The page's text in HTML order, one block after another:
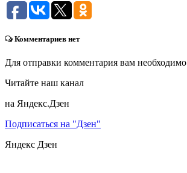
Комментариев нет
Для отправки комментария вам необходимо
Читайте наш канал
на Яндекс.Дзен
Подписаться на "Дзен"
Яндекс Дзен